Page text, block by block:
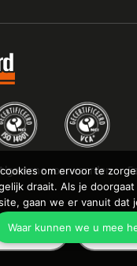
voorwaarden
om ervoor te
draait. Als je
gaan we er vanuit dat
Lees